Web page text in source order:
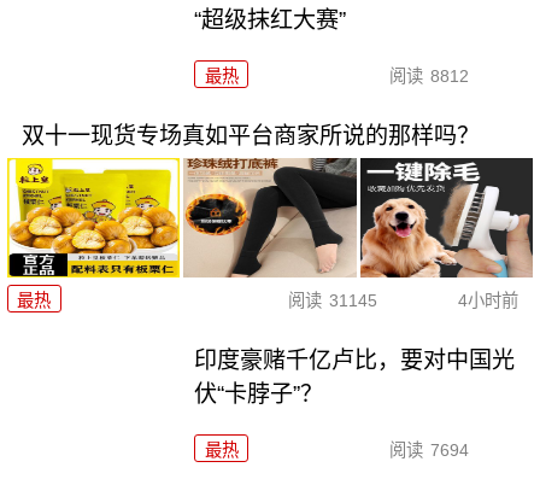
“超级抹红大赛”
最热 阅读 8812
双十一现货专场真如平台商家所说的那样吗？
最热 阅读 31145 4小时前
印度豪赌千亿卢比，要对中国光
伏“卡脖子”？
最热 阅读 7694